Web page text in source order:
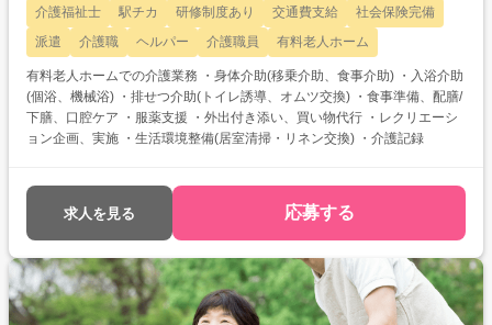
介護福祉士 駅チカ 研修制度あり 交通費支給
社会保険完備
派遣
介護職 ヘルパー 介護職員 有料老人ホーム
有料老人ホームでの介護業務 ・身体介助(移乗介助、食事介助) ・入浴介助
(個浴、機械浴) ・排せつ介助(トイレ誘導、オムツ交換) ・食事準備、配膳/
下膳、口腔ケア ・服薬支援 ・外出付き添い、買い物代行 ・レクリエーシ
ョン企画、実施 ・生活環境整備(居室清掃・リネン交換) ・介護記録
求人を見る 応募する